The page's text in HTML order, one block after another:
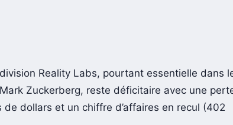
Reality Labs, pourtant essentielle dans
Zuckerberg, reste déficitaire avec une
dollars et un chiffre d’affaires en recul (402